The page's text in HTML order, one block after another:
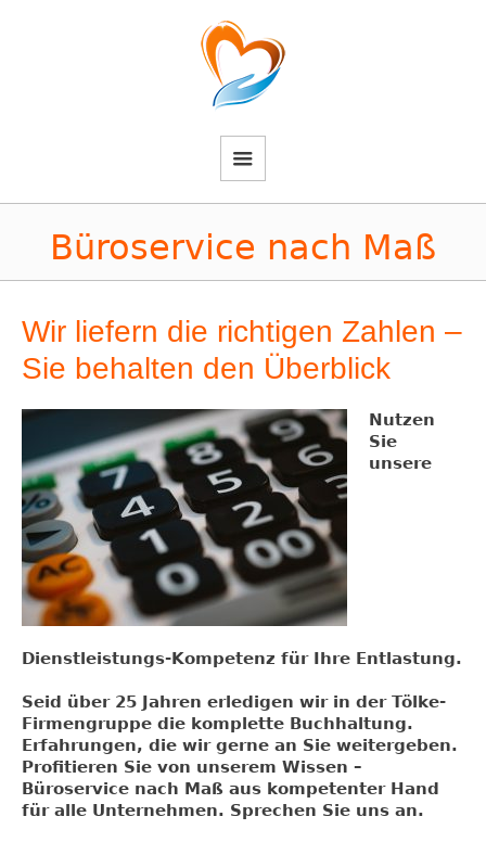
Büroservice nach Maß
Wir liefern die richtigen Zahlen –
Sie behalten den Überblick
Nutzen
Sie
unsere
Dienstleistungs-Kompetenz für Ihre Entlastung.
Seid über 25 Jahren erledigen wir in der Tölke-
Firmengruppe die komplette Buchhaltung.
Erfahrungen, die wir gerne an Sie weitergeben.
Profitieren Sie von unserem Wissen –
Büroservice nach Maß aus kompetenter Hand
für alle Unternehmen. Sprechen Sie uns an.